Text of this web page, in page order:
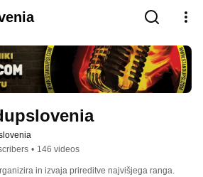
• 146 videos
in izvaja prireditve najvišjega ranga.